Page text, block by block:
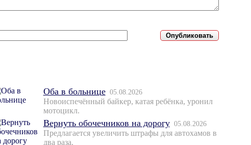
Оба в больнице 05.08.2026
Новоиспечённый байкер, катая ребёнка, уронил
мотоцикл.
Вернуть обочечников на дорогу 05.08.2026
Предлагается увеличить штрафы для автохамов в
два раза.